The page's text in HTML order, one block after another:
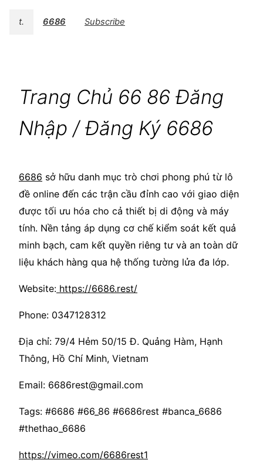
t. 6686 Subscribe
Trang Chủ 66 86 Đăng
Nhập / Đăng Ký 6686
6686 sở hữu danh mục trò chơi phong phú từ lô
đề online đến các trận cầu đỉnh cao với giao diện
được tối ưu hóa cho cả thiết bị di động và máy
tính. Nền tảng áp dụng cơ chế kiểm soát kết quả
minh bạch, cam kết quyền riêng tư và an toàn dữ
liệu khách hàng qua hệ thống tường lửa đa lớp.
Website: https://6686.rest/
Phone: 0347128312
Địa chỉ: 79/4 Hẻm 50/15 Đ. Quảng Hàm, Hạnh
Thông, Hồ Chí Minh, Vietnam
Email: 6686rest@gmail.com
Tags: #6686 #66_86 #6686rest #banca_6686
#thethao_6686
https://vimeo.com/6686rest1